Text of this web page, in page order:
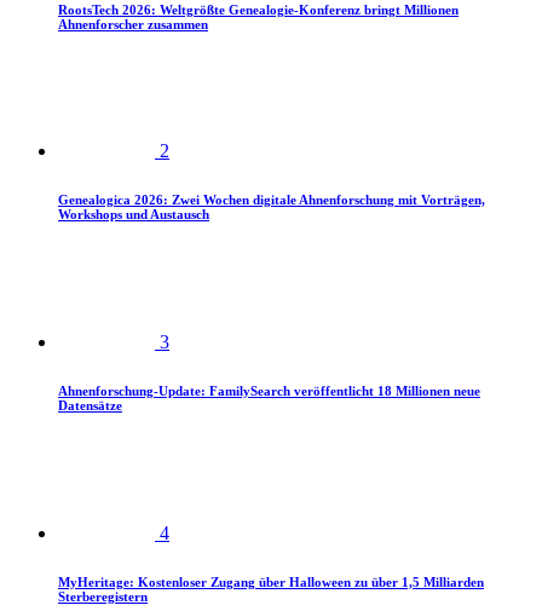
RootsTech 2026: Weltgrößte Genealogie-Konferenz bringt Millionen
Ahnenforscher zusammen
2
Genealogica 2026: Zwei Wochen digitale Ahnenforschung mit Vorträgen,
Workshops und Austausch
3
Ahnenforschung-Update: FamilySearch veröffentlicht 18 Millionen neue
Datensätze
4
MyHeritage: Kostenloser Zugang über Halloween zu über 1,5 Milliarden
Sterberegistern